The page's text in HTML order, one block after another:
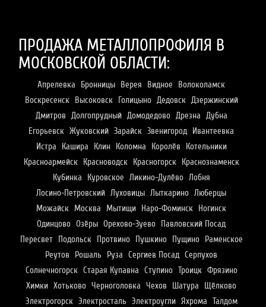
ПРОДАЖА МЕТАЛЛОПРОФИЛЯ В
МОСКОВСКОЙ ОБЛАСТИ:
Апрелевка Бронницы Верея Видное
Волоколамск
Воскресенск Высоковск Голицыно Дедовск Дзержинский
Дмитров Долгопрудный Домодедово Дрезна Дубна
Егорьевск Жуковский Зарайск Звенигород Ивантеевка
Истра
Кашира Клин Коломна Королёв
Котельники
Красноармейск Красноводск Красногорск Краснознаменск
Кубинка
Куровское Ликино-Дулёво Лобня
Лосино-Петровский Луховицы Лыткарино Люберцы
Можайск Москва Мытищи Наро-Фоминск Ногинск
Одинцово Озёры Орехово-Зуево Павловский Посад
Пересвет Подольск Протвино Пушкино Пущино Раменское
Реутов
Рошаль Руза Сергиев Посад Серпухов
Солнечногорск Старая Купавна Ступино Троицк Фрязино
Химки Хотьково Черноголовка Чехов Шатура
Щёлково
Электрогорск Электросталь Электроугли Яхрома Талдом